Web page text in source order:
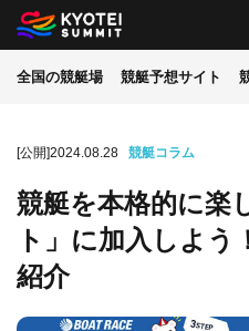
全国の競艇場 競艇予想サイト
[公開]2024.08.28 競艇コラム
競艇を本格的に楽
ト」に加入しよう
紹介